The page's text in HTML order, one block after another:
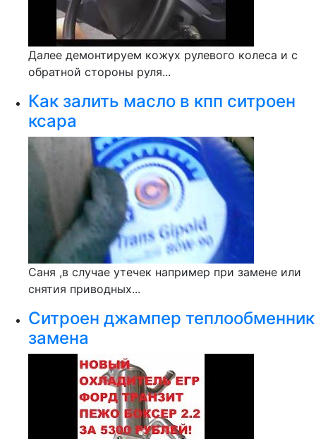
Далее демонтируем кожух рулевого колеса и с
обратной стороны руля...
Как залить масло в кпп ситроен
ксара
Саня ,в случае утечек например при замене или
снятия приводных...
Ситроен джампер теплообменник
замена